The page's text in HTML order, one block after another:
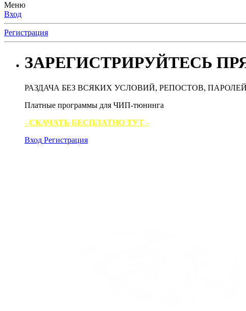
Меню
Вход
Регистрация
ЗАРЕГИСТРИРУЙТЕСЬ
РАЗДАЧА БЕЗ ВСЯКИХ УСЛОВИЙ, РЕПОСТОВ, ПАРОЛЕЙ
Платные программы для ЧИП-тюнинга
- СКАЧАТЬ БЕСПЛАТНО ТУТ -
Вход Регистрация